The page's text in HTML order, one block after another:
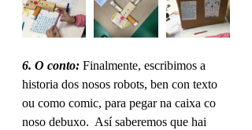
6. O conto: Finalmente, escribimos a
historia dos nosos robots, ben con texto
ou como comic, para pegar na caixa co
noso debuxo.  Así saberemos que hai